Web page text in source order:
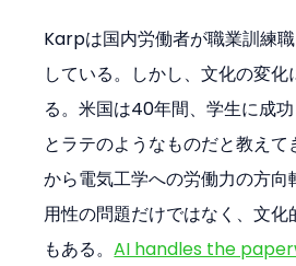
Karpは国内労働者が職業訓練
している。しかし、文化の変
る。米国は40年間、学生に成
とラテのようなものだと教えて
から電気工学への労働力の方向
用性の問題だけではなく、文
もある。AI handles the